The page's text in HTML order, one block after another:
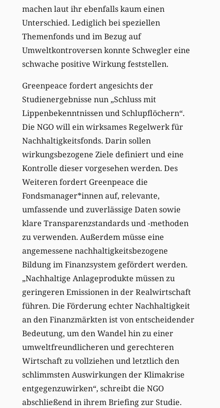
machen laut ihr ebenfalls kaum einen
Unterschied. Lediglich bei speziellen
Themenfonds und im Bezug auf
Umweltkontroversen konnte Schwegler eine
schwache positive Wirkung feststellen.
Greenpeace fordert angesichts der
Studienergebnisse nun „Schluss mit
Lippenbekenntnissen und Schlupflöchern“.
Die NGO will ein wirksames Regelwerk für
Nachhaltigkeitsfonds. Darin sollen
wirkungsbezogene Ziele definiert und eine
Kontrolle dieser vorgesehen werden. Des
Weiteren fordert Greenpeace die
Fondsmanager*innen auf, relevante,
umfassende und zuverlässige Daten sowie
klare Transparenzstandards und -methoden
zu verwenden. Außerdem müsse eine
angemessene nachhaltigkeitsbezogene
Bildung im Finanzsystem gefördert werden.
„Nachhaltige Anlageprodukte müssen zu
geringeren Emissionen in der Realwirtschaft
führen. Die Förderung echter Nachhaltigkeit
an den Finanzmärkten ist von entscheidender
Bedeutung, um den Wandel hin zu einer
umweltfreundlicheren und gerechteren
Wirtschaft zu vollziehen und letztlich den
schlimmsten Auswirkungen der Klimakrise
entgegenzuwirken“, schreibt die NGO
abschließend in ihrem Briefing zur Studie.